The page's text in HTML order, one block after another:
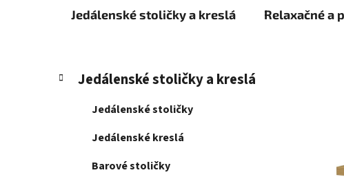
Jedálenské stoličky a kreslá Relaxačné a
B
Preskočiť
kategórie
K
a
Jedálenské stoličky a kreslá
Jedálenské stoličky
Jedálenské kreslá
Barové stoličky